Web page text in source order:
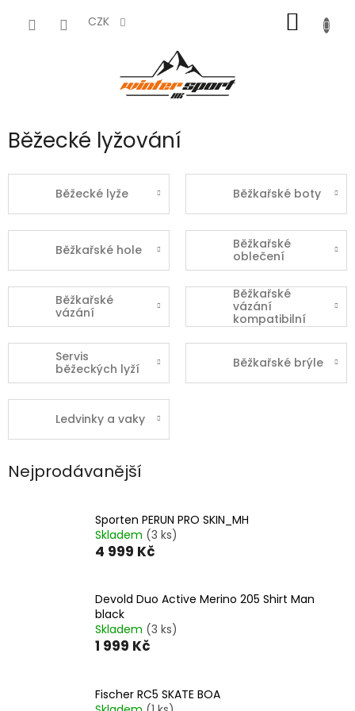
CZK
KOŠÍK
Běžecké lyžování
Běžecké lyže Běžkařské boty
Běžkařské hole
Běžkařské
oblečení
Běžkařské
vázání
Běžkařské
vázání
kompatibilní
pouze s
běžkami Fischer
Servis
běžeckých lyží
Běžkařské brýle
Ledvinky a vaky
Nejprodávanější
Sporten PERUN PRO SKIN_MH
Skladem (3 ks)
4 999 Kč
Devold Duo Active Merino 205 Shirt Man
black
Skladem (3 ks)
1 999 Kč
Fischer RC5 SKATE BOA